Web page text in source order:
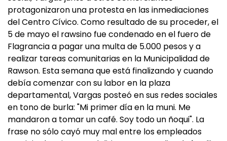
protagonizaron una protesta en las inmediaciones
del Centro Cívico. Como resultado de su proceder, el
5 de mayo el rawsino fue condenado en el fuero de
Flagrancia a pagar una multa de 5.000 pesos y a
realizar tareas comunitarias en la Municipalidad de
Rawson. Esta semana que está finalizando y cuando
debía comenzar con su labor en la plaza
departamental, Vargas posteó en sus redes sociales
en tono de burla: "Mi primer día en la muni. Me
mandaron a tomar un café. Soy todo un ñoqui". La
frase no sólo cayó muy mal entre los empleados